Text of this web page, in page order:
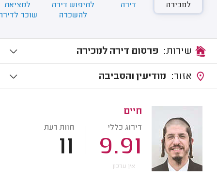
למכירה
דירה
לחיפוש דירה
להשכרה
למציאת
שוכר
פרסום דירה למכירה
מודיעין והסביבה
חיים
דירוג כללי
9.91
חוות דעת
11
אין עדכון